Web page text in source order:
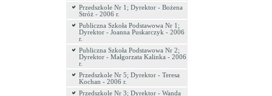
Przedszkole Nr 1; Dyrektor - Bożena
Stróż - 2006 r.
Publiczna Szkoła Podstawowa Nr 1;
Dyrektor - Joanna Puskarczyk - 2006
r.
Publiczna Szkoła Podstawowa Nr 2;
Dyrektor - Małgorzata Kalinka - 2006
r.
Przedszkole Nr 5; Dyrektor - Teresa
Kochan - 2006 r.
Przedszkole Nr 3; Dyrektor - Wanda